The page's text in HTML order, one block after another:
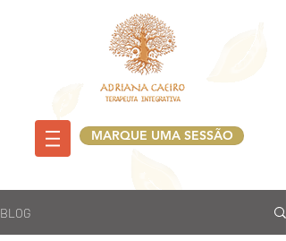
MARQUE UMA SESSÃO
BLOG